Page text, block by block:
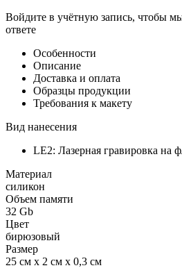
Войдите в учётную запись, чтобы
ответе
Особенности
Описание
Доставка и оплата
Образцы продукции
Требования к макету
Вид нанесения
LE2: Лазерная гравировка на
Материал
силикон
Объем памяти
32 Gb
Цвет
бирюзовый
Размер
25 см х 2 см х 0,3 см